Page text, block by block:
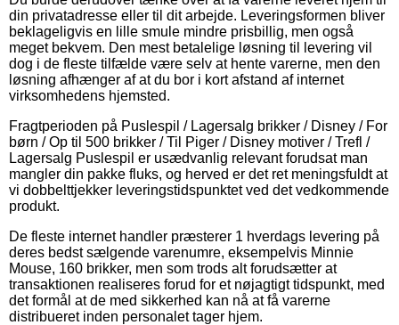
din privatadresse eller til dit arbejde. Leveringsformen bliver
beklageligvis en lille smule mindre prisbillig, men også
meget bekvem. Den mest betalelige løsning til levering vil
dog i de fleste tilfælde være selv at hente varerne, men den
løsning afhænger af at du bor i kort afstand af internet
virksomhedens hjemsted.
Fragtperioden på Puslespil / Lagersalg brikker / Disney / For
børn / Op til 500 brikker / Til Piger / Disney motiver / Trefl /
Lagersalg Puslespil er usædvanlig relevant forudsat man
mangler din pakke fluks, og herved er det ret meningsfuldt at
vi dobbelttjekker leveringstidspunktet ved det vedkommende
produkt.
De fleste internet handler præsterer 1 hverdags levering på
deres bedst sælgende varenumre, eksempelvis Minnie
Mouse, 160 brikker, men som trods alt forudsætter at
transaktionen realiseres forud for et nøjagtigt tidspunkt, med
det formål at de med sikkerhed kan nå at få varerne
distribueret inden personalet tager hjem.